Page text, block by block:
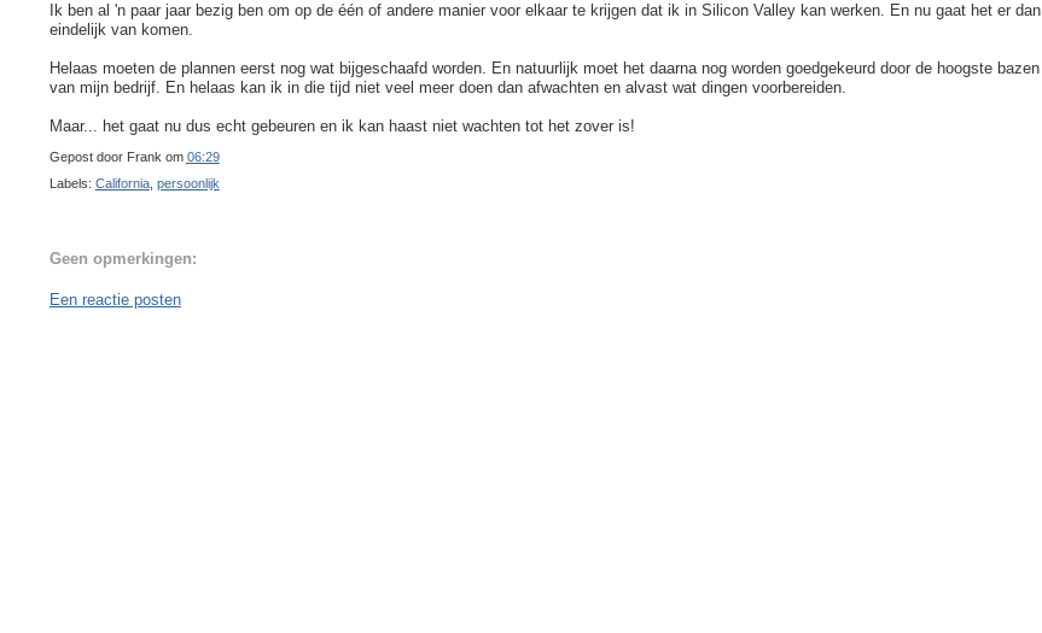
Ik ben al 'n paar jaar bezig ben om op de één of andere manier voor elkaar te krijgen dat ik in Silicon Valley kan werken. En nu gaat het er dan
eindelijk van komen.
Helaas moeten de plannen eerst nog wat bijgeschaafd worden. En natuurlijk moet het daarna nog worden goedgekeurd door de hoogste bazen
van mijn bedrijf. En helaas kan ik in die tijd niet veel meer doen dan afwachten en alvast wat dingen voorbereiden.
Maar... het gaat nu dus echt gebeuren en ik kan haast niet wachten tot het zover is!
Gepost door Frank om 06:29
Labels: California, persoonlijk
Geen opmerkingen:
Een reactie posten